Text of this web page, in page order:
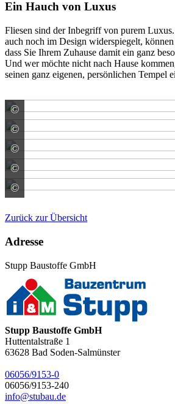
Ein Hauch von Luxus
Fliesen sind der Inbegriff von purem
auch noch im Design widerspiegelt,
dass Sie Ihrem Zuhause damit ein ganz
Und wer möchte nicht nach Hause
seinen ganz eigenen, persönlichen Tempel
© V & B Fliesen GmbH
© V & B Fliesen GmbH
© Meissen Keramik GmbH
© Meissen Keramik GmbH
© V & B Fliesen GmbH
Zurück zur Übersicht
Adresse
Stupp Baustoffe GmbH
Stupp Baustoffe GmbH
Huttentalstraße 1
63628 Bad Soden-Salmünster
06056/9153-0
06056/9153-240
info@stubau.de